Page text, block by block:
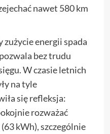
nawet 580 km
energii spada
bez trudu
W czasie letnich
na tyle
się refleksja:
rozważać
kWh), szczególnie